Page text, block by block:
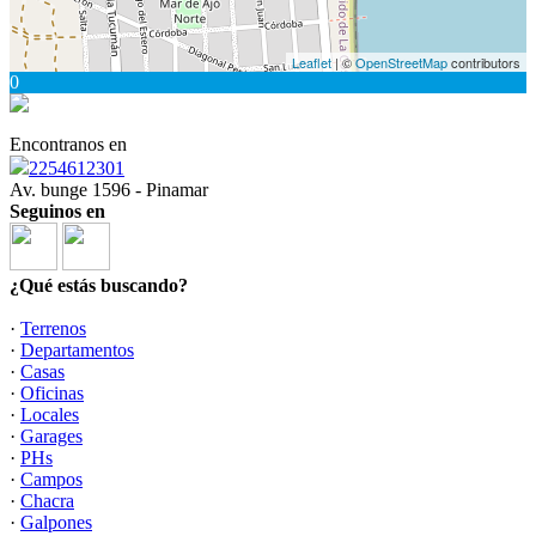
Leaflet| ©OpenStreetMapcontributors
0
Encontranos en
2254612301
Av. bunge 1596 - Pinamar
Seguinos en
¿Qué estás buscando?
· Terrenos
· Departamentos
· Casas
· Oficinas
· Locales
· Garages
· PHs
· Campos
· Chacra
· Galpones